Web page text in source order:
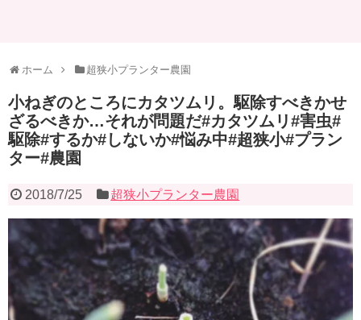
ホーム 超狭小プランター農園
小ねぎのところにカタツムリ。駆除すべきかせ
ざるべきか…それが問題だ#カタツムリ#害虫#
駆除#するか#しないか#悩み中#超狭小#プラン
ター#農園
2018/7/25 超狭小プランター農園